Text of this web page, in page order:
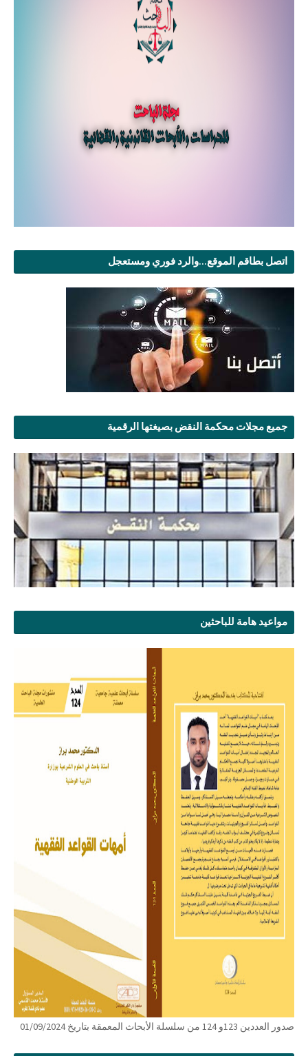
اتصل بطاقم الموقع...والرد فوري ومستعجل
جميع مجلات محكمة النقض بصيغتها الرقمية
مواعيد هامة للباحثين
صدور العددين 123و 124 من سلسلة الأبحاث المعمقة بتاريخ 01/09/2024